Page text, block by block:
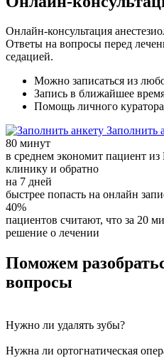
Онлайн-консультация
Ответы на вопросы перед
седацией.
Можно записаться из
Запись в ближайшее
Помощь личного куратора
Заполнить
80 минут
в среднем экономит пациент из
клинику и обратно
на 7 дней
быстрее попасть на онлайн
40%
пациентов считают, что за 20
решение о лечении
Поможем
вопросы
Нужно ли удалять зубы?
Нужна ли ортогнатическая